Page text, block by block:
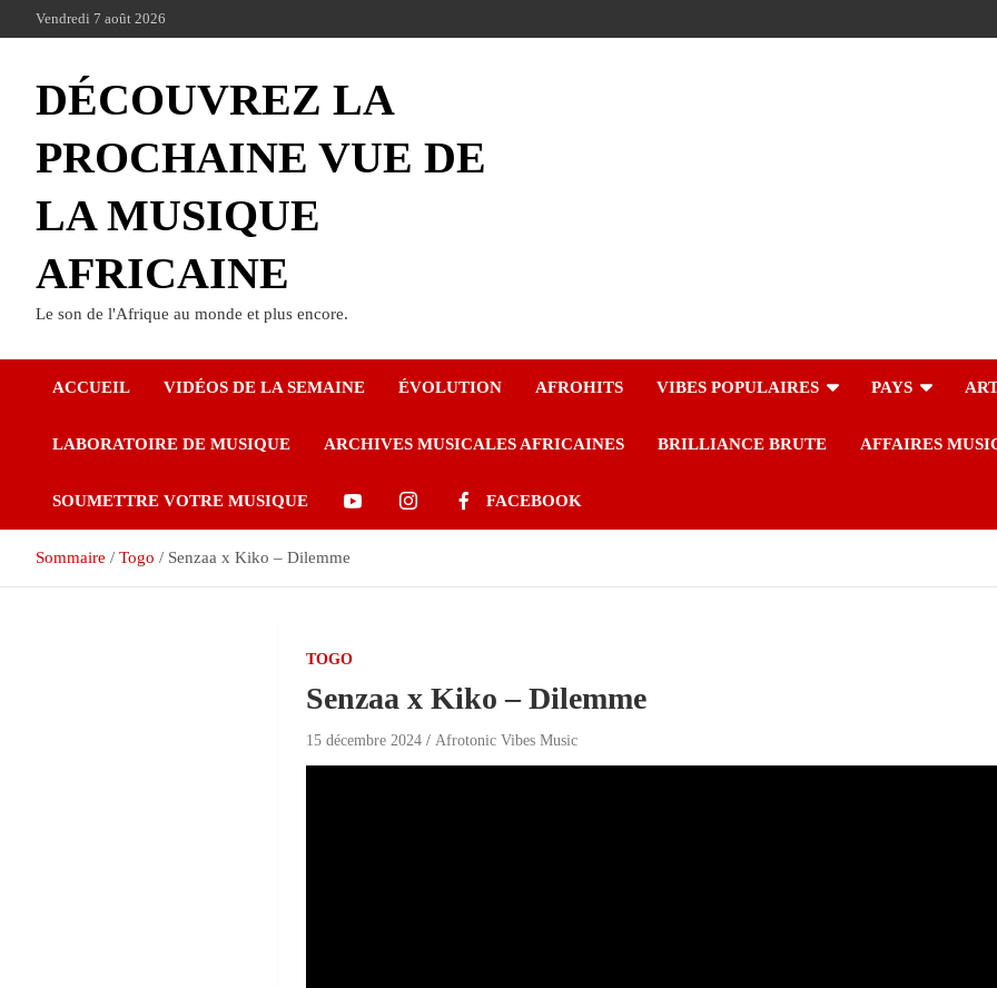
Vendredi 7 août 2026
DÉCOUVREZ LA
PROCHAINE VUE DE
LA MUSIQUE
AFRICAINE
Le son de l'Afrique au monde et plus encore.
ACCUEIL VIDÉOS DE LA SEMAINE ÉVOLUTION AFROHITS VIBES POPULAIRES PAYS
LABORATOIRE DE MUSIQUE ARCHIVES MUSICALES AFRICAINES BRILLIANCE BRUTE AFFAIRES
SOUMETTRE VOTRE MUSIQUE FACEBOOK
Sommaire Togo Senzaa x Kiko – Dilemme
TOGO
Senzaa x Kiko – Dilemme
15 décembre 2024 Afrotonic Vibes Music